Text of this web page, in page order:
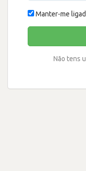
Manter-me
Não tens